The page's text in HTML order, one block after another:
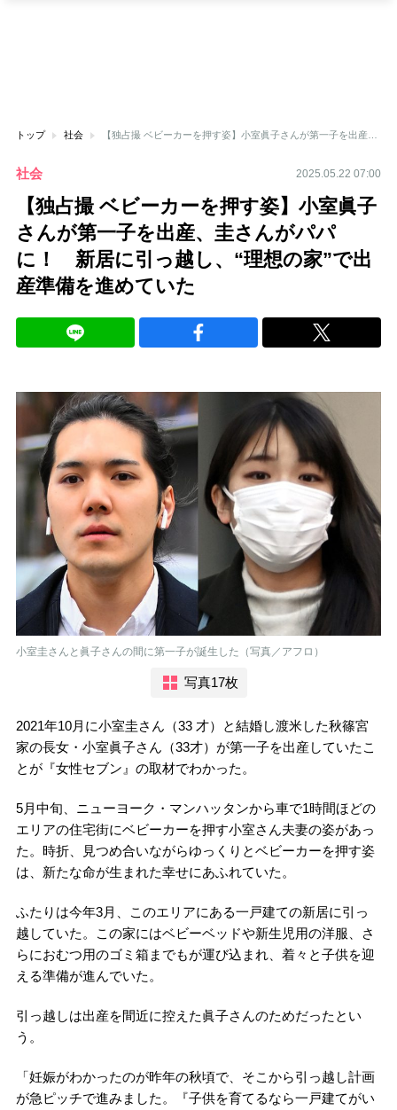
トップ 社会
社会 2025.05.22 07:00
【独占撮 ベビーカーを押す姿】小室眞子
さんが第一子を出産、圭さんがパパ
に！ 新居に引っ越し、“理想の家”で出
産準備を進めていた
小室圭さんと眞子さんの間に第一子が誕生した（写真／アフロ）
写真17枚
2021年10月に小室圭さん（33 才）と結婚し渡米した秋篠宮
家の長女・小室眞子さん（33才）が第一子を出産していたこ
とが『女性セブン』の取材でわかった。
5月中旬、ニューヨーク・マンハッタンから車で1時間ほどの
エリアの住宅街にベビーカーを押す小室さん夫妻の姿があっ
た。時折、見つめ合いながらゆっくりとベビーカーを押す姿
は、新たな命が生まれた幸せにあふれていた。
ふたりは今年3月、このエリアにある一戸建ての新居に引っ
越していた。この家にはベビーベッドや新生児用の洋服、さ
らにおむつ用のゴミ箱までもが運び込まれ、着々と子供を迎
える準備が進んでいた。
引っ越しは出産を間近に控えた眞子さんのためだったとい
う。
「妊娠がわかったのが昨年の秋頃で、そこから引っ越し計画
が急ピッチで進みました。『子供を育てるなら一戸建てがい